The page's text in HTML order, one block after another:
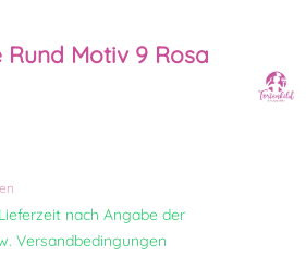
Motiv 9 Rosa
nach Angabe der
Versandbedingungen